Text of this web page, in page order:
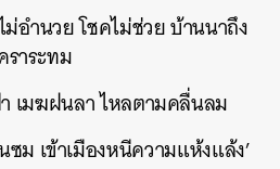
ม่อำนวย โชคไม่ช่วย บ้านนาถึง
ราระทม
เมฆฝนลา ไหลตามคลื่นลม
ซม เข้าเมืองหนีความแห้งแล้ง’